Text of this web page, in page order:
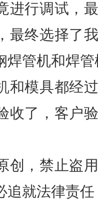
进行调试，
最终选择了
焊管机和焊
和模具都经
收了，客户
创，禁止盗
追就法律责任